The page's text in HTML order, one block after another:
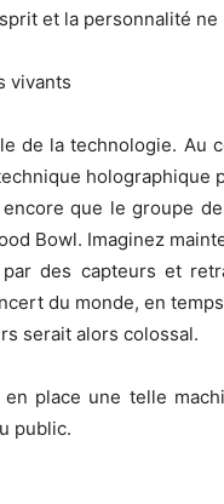
et la personnalité
vivants
de la technologie. Au
holographique
que le groupe de
Bowl. Imaginez
des capteurs et
du monde, en
serait alors colossal.
place une telle
public.